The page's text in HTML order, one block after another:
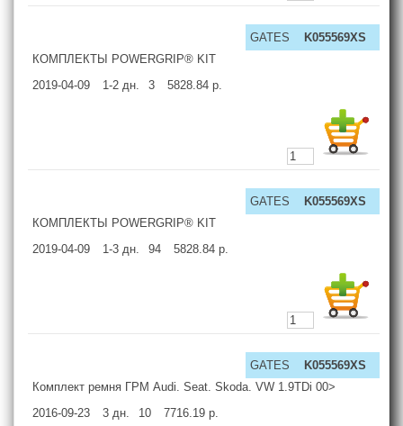
GATES
K055569XS
КОМПЛЕКТЫ POWERGRIP® KIT
2019-04-09
1-2 дн. 3 5828.84 р.
GATES
K055569XS
КОМПЛЕКТЫ POWERGRIP® KIT
2019-04-09
1-3 дн. 94 5828.84 р.
GATES
K055569XS
Комплект ремня ГРМ Audi. Seat. Skoda. VW 1.9TDi 00>
2016-09-23
3 дн. 10 7716.19 р.